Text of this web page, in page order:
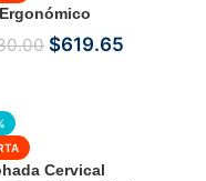
$619.65
Cervical